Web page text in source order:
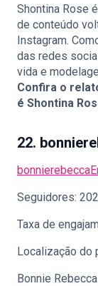
Shontina Rose
de conteúdo
Instagram.
das redes
vida e
Confira o
é Shontina
22.
bonnierebecca
Seguidores:
Taxa de
Localização do
Bonnie